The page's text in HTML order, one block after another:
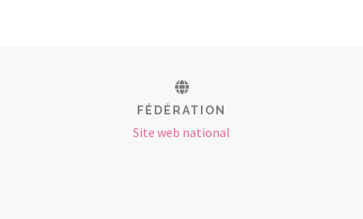
FÉDÉRATION
Site web national